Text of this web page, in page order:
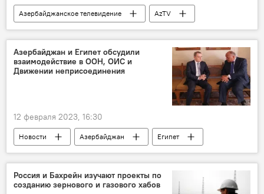
Азербайджанское телевидение
AzTV
Баку
телестудия Пресс-центр
Азербайджан и Египет обсудили
взаимодействие в ООН, ОИС и
Движении неприсоединения
12 февраля 2023, 16:30
Новости Азербайджан
Египет
Джейхун Байрамов
Политика
Движение неприсоединения
Организация исламского сотрудничества
Россия и Бахрейн изучают проекты по
созданию зернового и газового хабов